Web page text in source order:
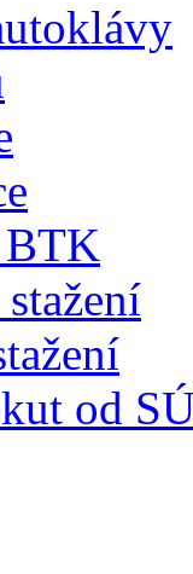
BTK
od